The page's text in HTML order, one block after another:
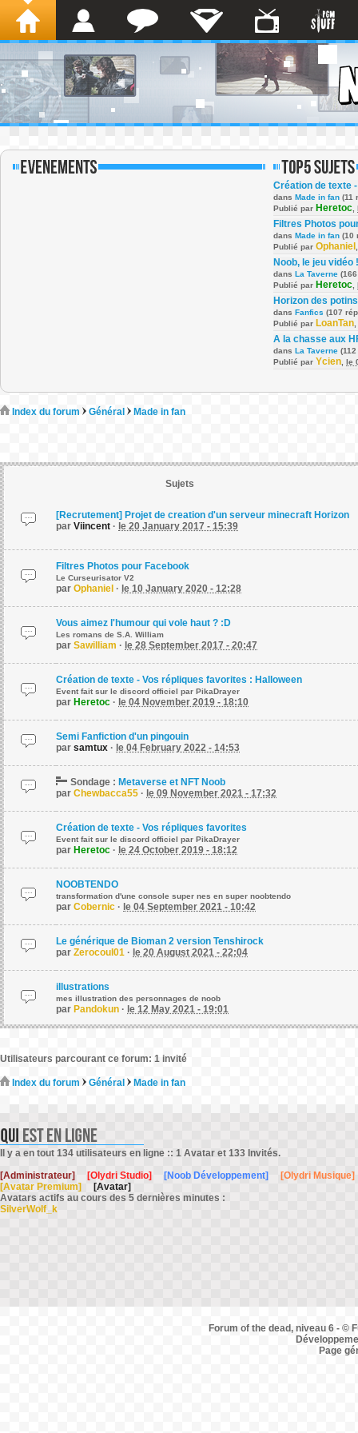
Création de texte
dans Made in fan (11
Publié par Heretoc
Filtres Photos
dans Made in fan (10
Publié par Ophaniel
Noob, le jeu vidéo !
dans La Taverne
Publié par Heretoc
Horizon des potins
dans Fanfics (107
Publié par LoanTan
A la chasse aux
dans La Taverne
Publié par Ycien le
Index du forum Général Made in fan
Sujets
[Recrutement] Projet de creation d'un serveur minecraft Horizon
par Viincent · le 20 January 2017 - 15:39
Filtres Photos pour Facebook
Le Curseurisator V2
par Ophaniel · le 10 January 2020 - 12:28
Vous aimez l'humour qui vole haut ? :D
Les romans de S.A. William
par Sawilliam · le 28 September 2017 - 20:47
Création de texte - Vos répliques favorites : Halloween
Event fait sur le discord officiel par PikaDrayer
par Heretoc · le 04 November 2019 - 18:10
Semi Fanfiction d'un pingouin
par samtux · le 04 February 2022 - 14:53
Sondage : Metaverse et NFT Noob
par Chewbacca55 · le 09 November 2021 - 17:32
Création de texte - Vos répliques favorites
Event fait sur le discord officiel par PikaDrayer
par Heretoc · le 24 October 2019 - 18:12
NOOBTENDO
transformation d'une console super nes en super noobtendo
par Cobernic · le 04 September 2021 - 10:42
Le générique de Bioman 2 version Tenshirock
par Zerocoul01 · le 20 August 2021 - 22:04
illustrations
mes illustration des personnages de noob
par Pandokun · le 12 May 2021 - 19:01
Utilisateurs parcourant ce forum: 1 invité
Index du forum Général Made in fan
Il y a en tout 134 utilisateurs en ligne :: 1 Avatar et 133 Invités.
[Administrateur]
[Olydri Studio] [Noob Développement]
[Olydri Musique]
[Avatar Premium]
[Avatar]
Avatars actifs au cours des 5 dernières minutes :
SilverWolf_k
Forum of the dead, niveau 6 - ©
Page